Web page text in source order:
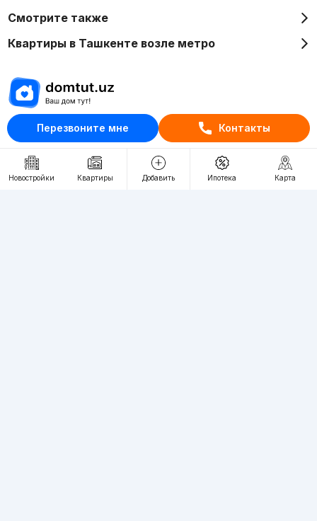
Перезвоните мне Контакты
Новостройки Квартиры Добавить Ипотека Карта
Смотрите также
Квартиры в Ташкенте возле метро
Отдел рекламы
+998 (93) 390-30-10